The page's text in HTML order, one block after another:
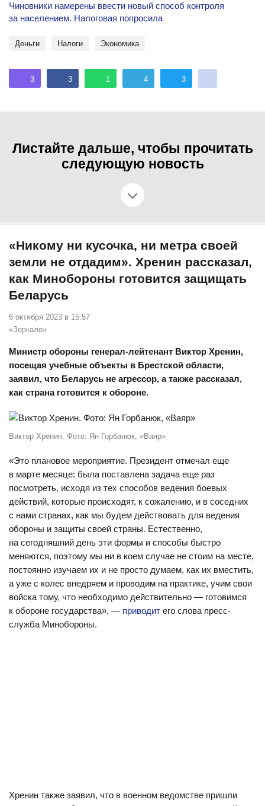
Чиновники намерены ввести новый способ контроля
за населением. Налоговая попросила
деньги Налоги экономика
3 3 1 4 3
Листайте дальше, чтобы прочитать
следующую новость